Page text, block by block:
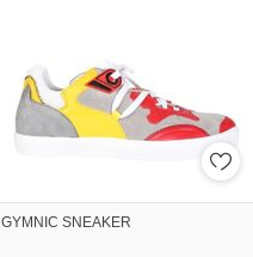
GYMNIC SNEAKER